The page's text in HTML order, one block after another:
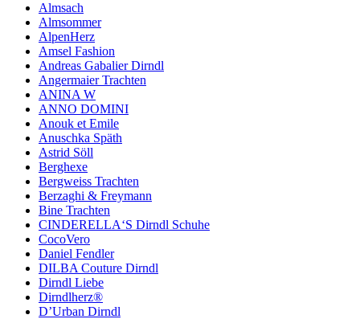
Almsach
Almsommer
AlpenHerz
Amsel Fashion
Andreas Gabalier Dirndl
Angermaier Trachten
ANINA W
ANNO DOMINI
Anouk et Emile
Anuschka Späth
Astrid Söll
Berghexe
Bergweiss Trachten
Berzaghi & Freymann
Bine Trachten
CINDERELLA‘S Dirndl Schuhe
CocoVero
Daniel Fendler
DILBA Couture Dirndl
Dirndl Liebe
Dirndlherz®
D’Urban Dirndl